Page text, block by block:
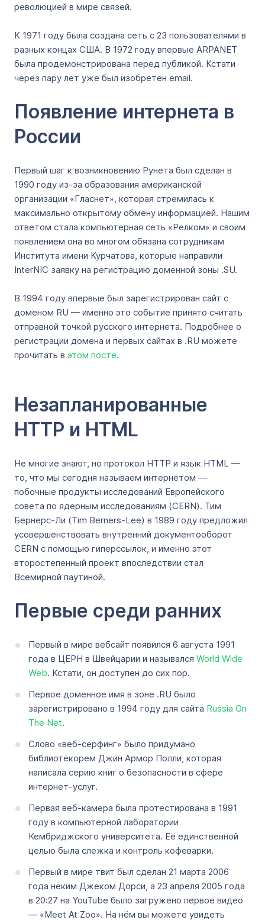
революцией в мире связей.
К 1971 году была создана сеть с 23 пользователями в
разных концах США. В 1972 году впервые ARPANET
была продемонстрирована перед публикой. Кстати
через пару лет уже был изобретен email.
Появление интернета в
России
Первый шаг к возникновению Рунета был сделан в
1990 году из-за образования американской
организации «Гласнет», которая стремилась к
максимально открытому обмену информацией. Нашим
ответом стала компьютерная сеть «Релком» и своим
появлением она во многом обязана сотрудникам
Института имени Курчатова, которые направили
InterNIC заявку на регистрацию доменной зоны .SU.
В 1994 году впервые был зарегистрирован сайт с
доменом RU — именно это событие принято считать
отправной точкой русского интернета. Подробнее о
регистрации домена и первых сайтах в .RU можете
прочитать в этом посте.
Незапланированные
HTTP и HTML
Не многие знают, но протокол HTTP и язык HTML —
то, что мы сегодня называем интернетом —
побочные продукты исследований Европейского
совета по ядерным исследованиям (CERN). Тим
Бернерс-Ли (Tim Berners-Lee) в 1989 году предложил
усовершенствовать внутренний документооборот
CERN с помощью гиперссылок, и именно этот
второстепенный проект впоследствии стал
Всемирной паутиной.
Первые среди ранних
Первый в мире вебсайт появился 6 августа 1991
года в ЦЕРН в Швейцарии и назывался World Wide
Web. Кстати, он доступен до сих пор.
Первое доменное имя в зоне .RU было
зарегистрировано в 1994 году для сайта Russia On
The Net.
Слово «веб-сёрфинг» было придумано
библиотекорем Джин Армор Полли, которая
написала серию книг о безопасности в сфере
интернет-услуг.
Первая веб-камера была протестирована в 1991
году в компьютерной лаборатории
Кембриджского университета. Её единственной
целью была слежка и контроль кофеварки.
Первый в мире твит был сделан 21 марта 2006
года неким Джеком Дорси, а 23 апреля 2005 года
в 20:27 на YouTube было загружено первое видео
— «Meet At Zoo». На нём вы можете увидеть